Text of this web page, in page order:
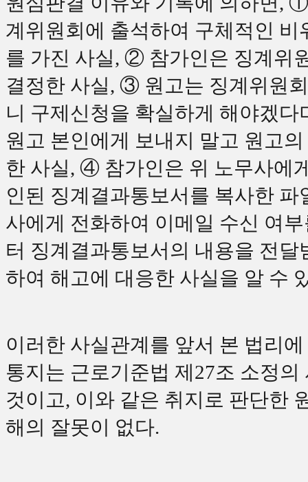
계위원회에 출석하여 구체적인
를 가진 사실, ② 참가인은 징계위
결정한 사실, ③ 원고는 징계위원
니 구제신청을 확실하게 해야겠
원고 본인에게 보내지 말고 원고
한 사실, ④ 참가인은 위 노무사에
인된 징계결과통보서를 복사한
사에게 전화하여 이메일 수신 여
터 징계결과통보서의 내용을 전
하여 해고에 대응한 사실을 알 수
이러한 사실관계를 앞서 본 법리
통지는 근로기준법 제 27조 소정의
것이고, 이와 같은 취지로 판단한
해의 잘못이 없다.